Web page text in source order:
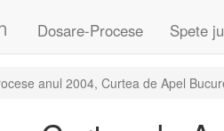
Dosare-Procese Spete
anul 2004, Curtea de Apel